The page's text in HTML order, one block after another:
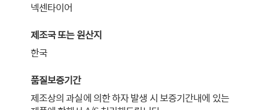
넥센타이어
제조국 또는 원산지
한국
품질보증기간
제조상의 과실에 의한 하자 발생 시 보증기간내에 있는